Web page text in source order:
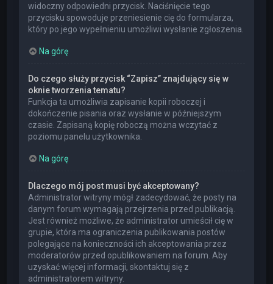
widoczny odpowiedni przycisk. Naciśnięcie tego
przycisku spowoduje przeniesienie cię do formularza,
który po jego wypełnieniu umożliwi wysłanie zgłoszenia.
Na górę
Do czego służy przycisk “Zapisz” znajdujący się w
oknie tworzenia tematu?
Funkcja ta umożliwia zapisanie kopii roboczej i
dokończenie pisania oraz wysłanie w późniejszym
czasie. Zapisaną kopię roboczą można wczytać z
poziomu panelu użytkownika.
Na górę
Dlaczego mój post musi być akceptowany?
Administrator witryny mógł zadecydować, że posty na
danym forum wymagają przejrzenia przed publikacją.
Jest również możliwe, że administrator umieścił cię w
grupie, która ma ograniczenia publikowania postów
polegające na konieczności ich akceptowania przez
moderatorów przed opublikowaniem na forum. Aby
uzyskać więcej informacji, skontaktuj się z
administratorem witryny.